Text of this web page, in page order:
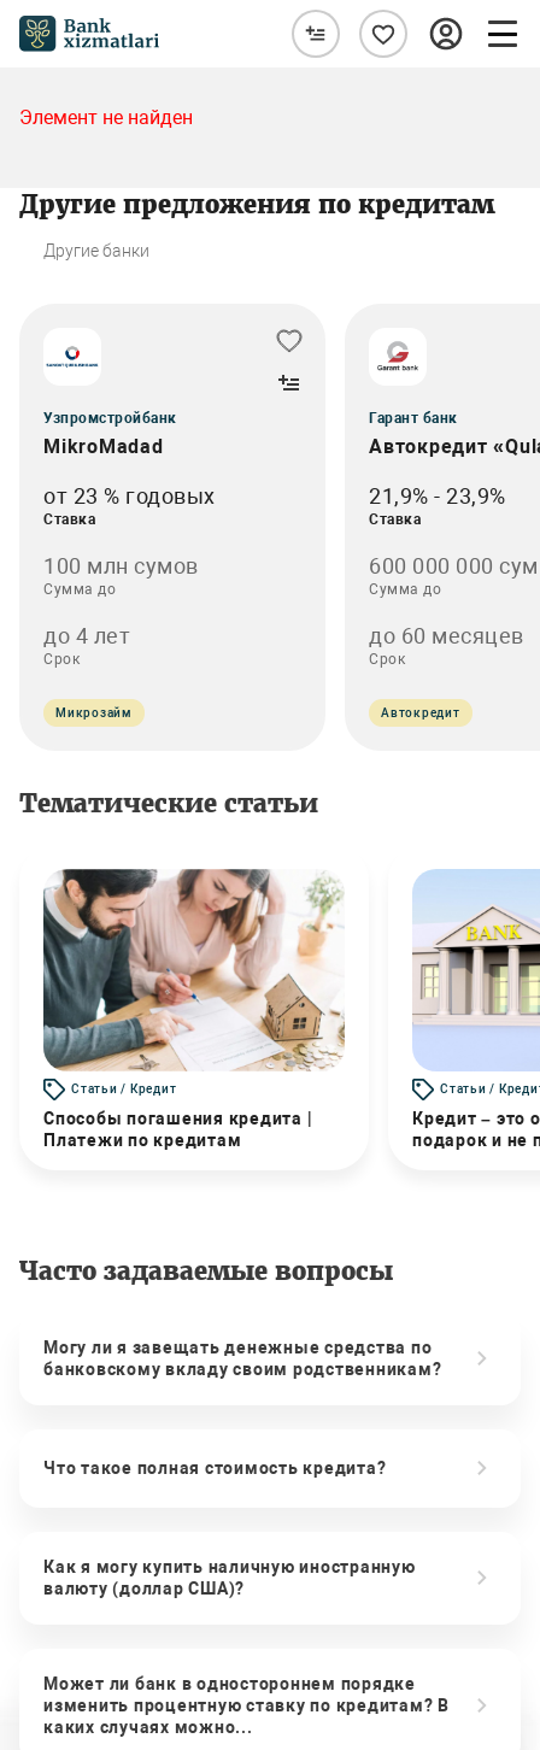
Элемент не найден
Другие предложения по кредитам
Другие банки
Узпромстройбанк
MikroMadad
от 23 % годовых
Ставка
100 млн сумов
Сумма до
до 4 лет
Срок
Микрозайм
Гарант банк
Автокредит
21,9% - 23,9%
Ставка
600 000 000 сум
Сумма до
до 60 месяцев
Срок
Автокредит
Тематические статьи
Статьи / Кредит
Способы погашения кредита |
Платежи по кредитам
Статьи /
Кредит – это
подарок и не
Часто задаваемые вопросы
Могу ли я завещать денежные средства по
банковскому вкладу своим родственникам?
Что такое полная стоимость кредита?
Как я могу купить наличную иностранную
валюту (доллар США)?
Может ли банк в одностороннем порядке
изменить процентную ставку по кредитам? В
каких случаях можно...